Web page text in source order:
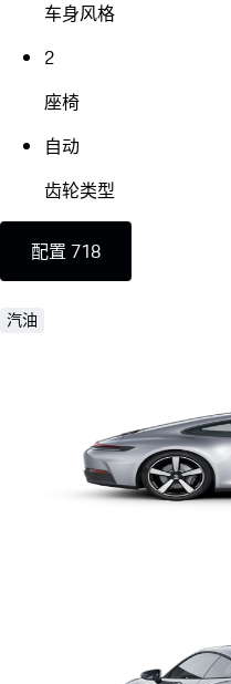
车身风格
2
座椅
自动
齿轮类型
配置 718
汽油